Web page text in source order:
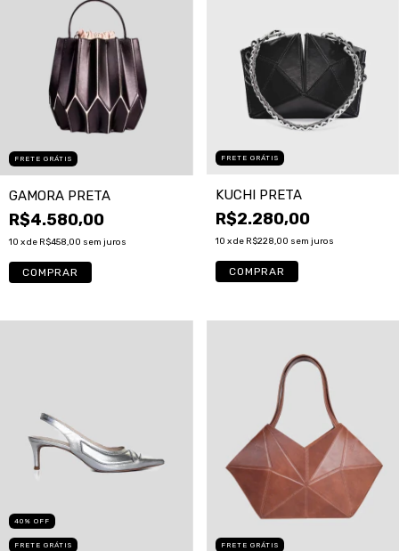
FRETE GRÁTIS
GAMORA PRETA
R$4.580,00
10 x de R$458,00 sem juros
COMPRAR
FRETE GRÁTIS
KUCHI PRETA
R$2.280,00
10 x de R$228,00 sem juros
40 % OFF
FRETE GRÁTIS FRETE GRÁTIS